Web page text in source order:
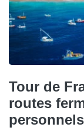
Tour de
routes